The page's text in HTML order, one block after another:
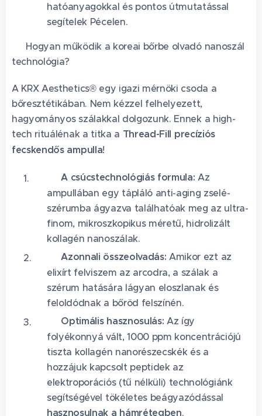
hatóanyagokkal és pontos útmutatással
segítelek Pécelen.
🥑 Hogyan működik a koreai bőrbe olvadó nanoszál
technológia?
A KRX Aesthetics® egy igazi mérnöki csoda a
bőresztétikában. Nem kézzel felhelyezett,
hagyományos szálakkal dolgozunk. Ennek a high-
tech rituálénak a titka a Thread-Fill precíziós
fecskendős ampulla!
🧪A csúcstechnológiás formula: Az
ampullában egy tápláló anti-aging zselé-
szérumba ágyazva találhatóak meg az ultra-
finom, mikroszkopikus méretű, hidrolizált
kollagén nanoszálak.
🫧Azonnali összeolvadás: Amikor ezt az
elixírt felviszem az arcodra, a szálak a
szérum hatására lágyan eloszlanak és
feloldódnak a bőröd felszínén.
Optimális hasznosulás: Az így
folyékonnyá vált, 1000 ppm koncentrációjú
tiszta kollagén nanorészecskék és a
hozzájuk kapcsolt peptidek az
elektroporációs (tű nélküli) technológiánk
segítségével tökéletes beágyazódással
hasznosulnak a hámrétegben.